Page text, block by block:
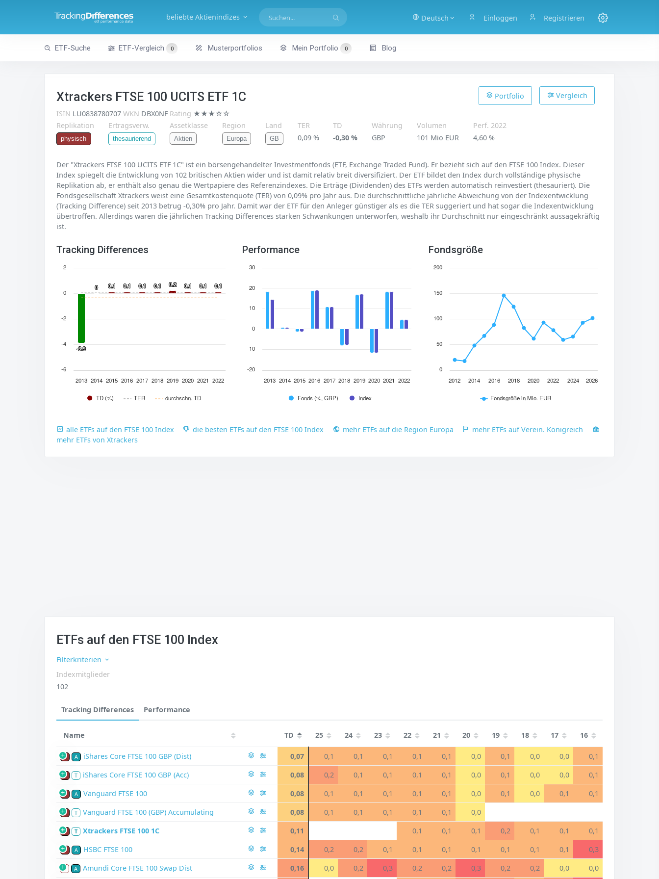
Deutsch Einloggen Registrieren
beliebte Aktienindizes
ETF-Suche ETF-Vergleich 0 Musterportfolios Mein Portfolio 0 Blog
Xtrackers FTSE 100 UCITS ETF 1C Vergleich
Portfolio
ISIN LU0838780707 WKN DBX0NF Rating ★★★☆☆
Replikation
physisch
Ertragsverw.
thesaurierend
Assetklasse
Aktien
Region
Europa
Land
GB
TER
0,09 %
TD
-0,30 %
Währung
GBP
Volumen
101 Mio EUR
Perf. 2022
4,60 %
Der "Xtrackers FTSE 100 UCITS ETF 1C" ist ein börsengehandelter Investmentfonds (ETF, Exchange Traded Fund). Er bezieht sich auf den FTSE 100 Index. Dieser
Index spiegelt die Entwicklung von 102 britischen Aktien wider und ist damit relativ breit diversifiziert. Der ETF bildet den Index durch vollständige physische
Replikation ab, er enthält also genau die Wertpapiere des Referenzindexes. Die Erträge (Dividenden) des ETFs werden automatisch reinvestiert (thesauriert). Die
Fondsgesellschaft Xtrackers weist eine Gesamtkostenquote (TER) von 0,09% pro Jahr aus. Die durchschnittliche jährliche Abweichung von der Indexentwicklung
(Tracking Difference) seit 2013 betrug -0,30% pro Jahr. Damit war der ETF für den Anleger günstiger als es die TER suggeriert und hat sogar die Indexentwicklung
übertroffen. Allerdings waren die jährlichen Tracking Differences starken Schwankungen unterworfen, weshalb ihr Durchschnitt nur eingeschränkt aussagekräftig
ist.
Tracking Differences
-3.9
-3.9
0
0 0.1
0.1 0.1
0.1 0.1
0.1 0.1
0.1 0.2
0.2 0.1
0.1 0.1
0.1 0.1
0.1
TD (%) TER durchschn. TD
2013 2014 2015 2016 2017 2018 2019 2020 2021 2022
-6
-4
-2
0
2
Performance
Fonds (%, GBP) Index
2013 2014 2015 2016 2017 2018 2019 2020 2021 2022
-20
-10
0
10
20
30
Fondsgröße
Fondsgröße in Mio. EUR
2012 2014 2016 2018 2020 2022 2024 2026
0
50
100
150
200
alle ETFs auf den FTSE 100 Index die besten ETFs auf den FTSE 100 Index mehr ETFs auf die Region Europa
mehr ETFs auf Verein. Königreich
mehr ETFs von Xtrackers
ETFs auf den FTSE 100 Index
Filterkriterien
Indexmitglieder
102
Tracking Differences Performance
Name TD 25 24 23 22 21 20 19 18 17 16
P A iShares Core FTSE 100 GBP (Dist) 0,07 0,1 0,1 0,1 0,1 0,1 0,0 0,1 0,0 0,0 0,1
P T iShares Core FTSE 100 GBP (Acc) 0,08 0,2 0,1 0,1 0,1 0,1 0,0 0,1 0,0 0,0 0,1
P A Vanguard FTSE 100 0,08 0,1 0,1 0,1 0,1 0,1 0,0 0,1 0,0 0,1 0,1
P T Vanguard FTSE 100 (GBP) Accumulating 0,08 0,1 0,1 0,1 0,1 0,1 0,0
P T Xtrackers FTSE 100 1C 0,11 0,1 0,1 0,1 0,2 0,1 0,1 0,1
P A HSBC FTSE 100 0,14 0,2 0,2 0,1 0,1 0,1 0,1 0,1 0,1 0,1 0,3
S A Amundi Core FTSE 100 Swap Dist 0,16 0,0 0,2 0,3 0,2 0,2 0,3 0,2 0,2 0,0 0,0